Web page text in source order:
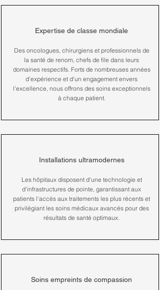
Expertise de classe mondiale
Des oncologues, chirurgiens et professionnels de
la santé de renom, chefs de file dans leurs
domaines respectifs. Forts de nombreuses années
d'expérience et d'un engagement envers
l'excellence, nous offrons des soins exceptionnels
à chaque patient.
Installations ultramodernes
Les hôpitaux disposent d'une technologie et
d'infrastructures de pointe, garantissant aux
patients l'accès aux traitements les plus récents et
privilégiant les soins médicaux avancés pour des
résultats de santé optimaux.
Soins empreints de compassion